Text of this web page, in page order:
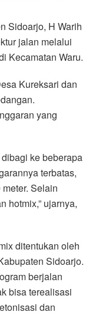
Sidoarjo, H Warih
jalan melalui
Kecamatan Waru.
Kureksari dan
yang
ke beberapa
terbatas,
Selain
hotmix,” ujarnya,
ditentukan oleh
Sidoarjo.
berjalan
bisa terealisasi
dan